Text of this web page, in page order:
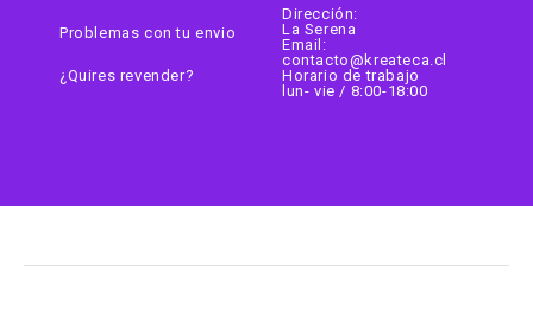
Dirección:
La Serena
Email:
contacto@kreateca.cl
Horario de trabajo
lun- vie / 8:00-18:00
Problemas con tu envio
¿Quires revender?